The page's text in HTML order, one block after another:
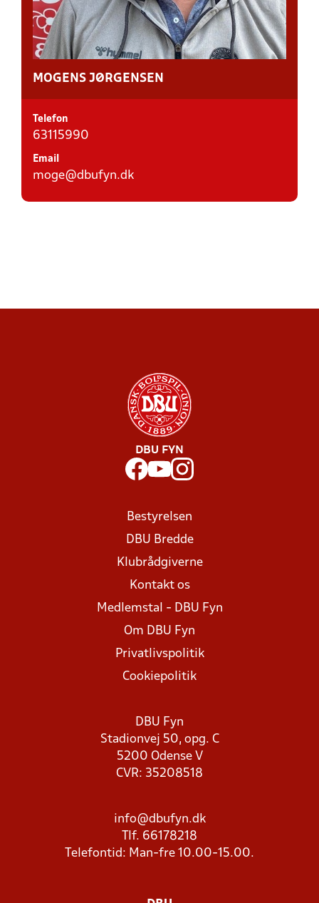
MOGENS JØRGENSEN
Telefon
63115990
Email
moge@dbufyn.dk
DBU FYN
Bestyrelsen
DBU Bredde
Klubrådgiverne
Kontakt os
Medlemstal - DBU Fyn
Om DBU Fyn
Privatlivspolitik
Cookiepolitik
DBU Fyn
Stadionvej 50, opg. C
5200 Odense V
CVR: 35208518
info@dbufyn.dk
Tlf. 66178218
Telefontid: Man-fre 10.00-15.00.